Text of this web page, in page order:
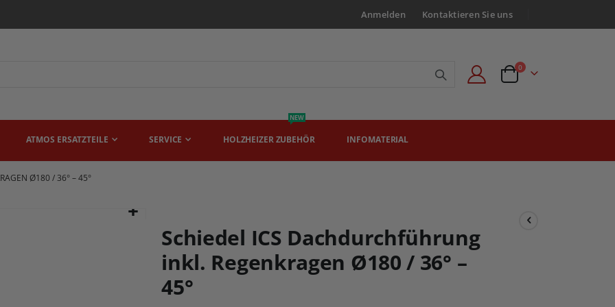
Anmelden Kontaktieren Sie uns
Angebotsanfrage
0 Artikel
ATMOS ERSATZTEILE SERVICE HOLZHEIZER ZUBEHÖR
NEW
INFOMATERIAL
Ø180 / 36° – 45°
Schiedel ICS Dachdurchführung
inkl. Regenkragen Ø180 / 36° –
45°